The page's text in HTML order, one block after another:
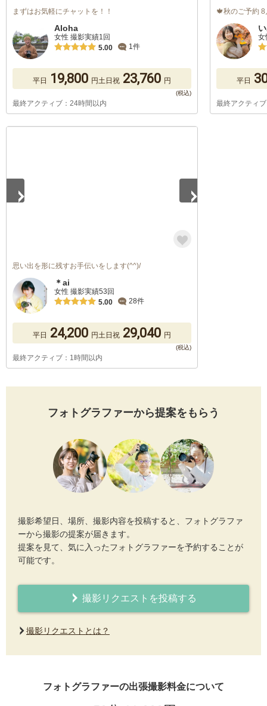
まずはお気軽にチャットを！！
Aloha
女性 撮影実績1回
5.00
1件
平日 19,800 円土日祝 23,760 円
最終アクティブ：24時間以内
🍁秋のご予約
女
平日
最終アクティ
思い出を形に残すお手伝いをします(^^)/
＊ai
女性 撮影実績53回
5.00
28件
平日 24,200 円土日祝 29,040 円
最終アクティブ：1時間以内
フォトグラファーから提案をもらう
撮影希望日、場所、撮影内容を投稿すると、フォトグラファ
ーから撮影の提案が届きます。
提案を見て、気に入ったフォトグラファーを予約することが
可能です。
撮影リクエストを投稿する
撮影リクエストとは？
フォトグラファーの出張撮影料金について